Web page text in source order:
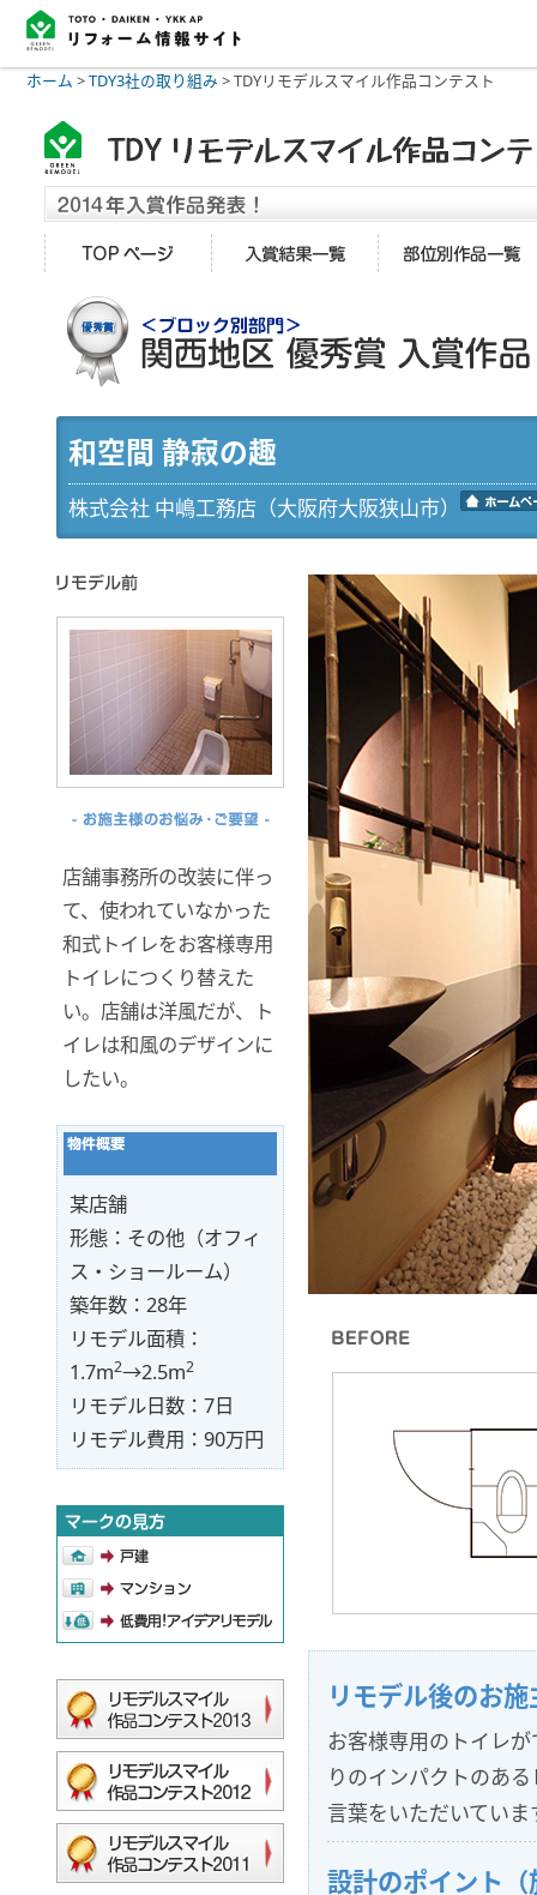
ホーム >TDY3社の取り組み >TDYリモデルスマイル作品コンテスト
和空間 静寂の趣
株式会社 中嶋工務店（大阪府大阪狭山市）
店舗事務所の改装に伴っ
て、使われていなかった
和式トイレをお客様専用
トイレにつくり替えた
い。店舗は洋風だが、ト
イレは和風のデザインに
したい。
某店舗
形態：その他（オフィ
ス・ショールーム）
築年数：28年
リモデル面積：
1.7m2→2.5m2
リモデル日数：7日
リモデル費用：90万円
リモデル後のお
お客様専用のトイレ
りのインパクトのあ
言葉をいただいていま
設計のポイント